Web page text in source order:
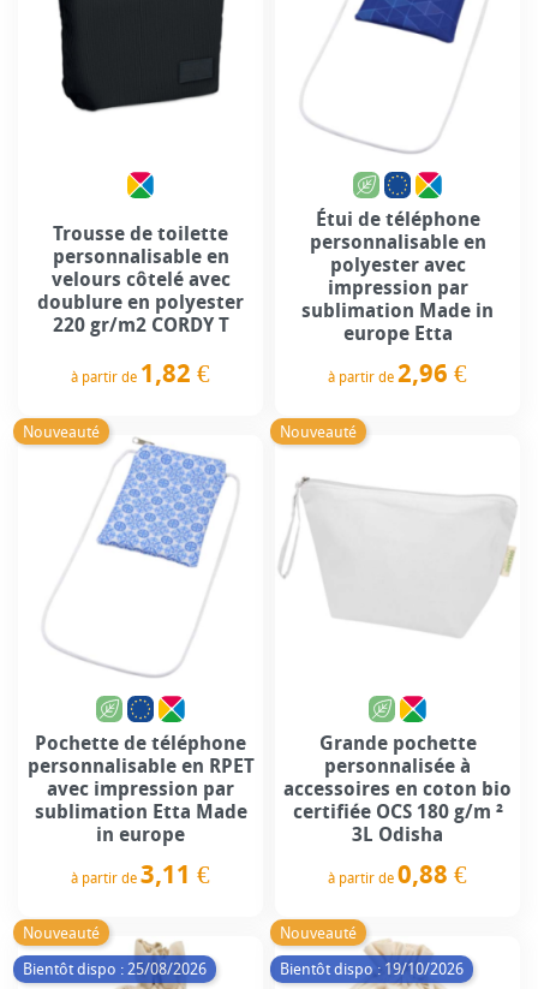
Trousse de toilette
personnalisable en
velours côtelé avec
doublure en polyester
220 gr/m2 CORDY T
à partir de 1,82 €
Étui de téléphone
personnalisable en
polyester avec
impression par
sublimation Made in
europe Etta
à partir de 2,96 €
Nouveauté
Pochette de téléphone
personnalisable en RPET
avec impression par
sublimation Etta Made
in europe
à partir de 3,11 €
Nouveauté
Grande pochette
personnalisée à
accessoires en coton bio
certifiée OCS 180 g/m ²
3L Odisha
à partir de 0,88 €
Nouveauté
Bientôt dispo : 25/08/2026
Nouveauté
Bientôt dispo : 19/10/2026